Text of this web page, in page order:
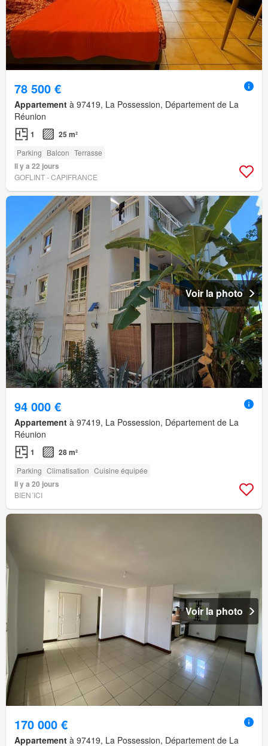
78 500 €
Appartement à 97419, La Possession, Département de La
Réunion
1 25 m²
Parking Balcon Terrasse
Il y a 22 jours
GOFLINT - CAPIFRANCE
Voir la photo
94 000 €
Appartement à 97419, La Possession, Département de La
Réunion
1 28 m²
Parking Climatisation Cuisine équipée
Il y a 20 jours
BIEN´ICI
Voir la photo
170 000 €
Appartement à 97419, La Possession, Département de La